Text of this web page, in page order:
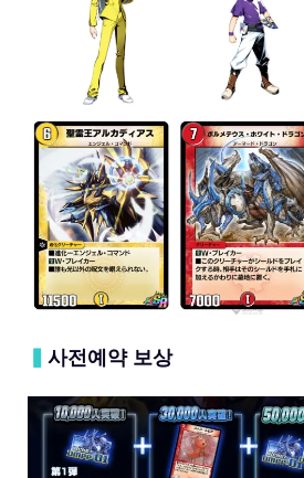
▍ 사전예약 보상